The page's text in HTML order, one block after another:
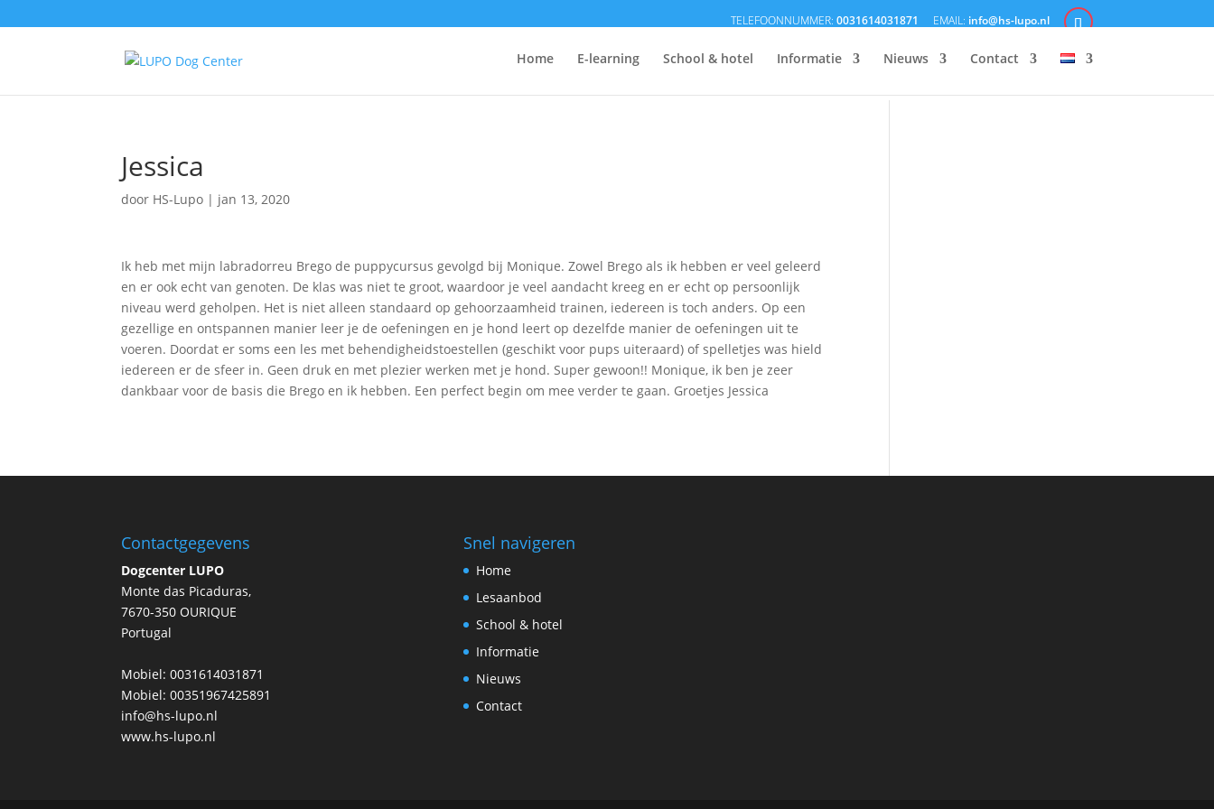
0031614031871 info@hs-lupo.nl
Home E-learning School & hotel Informatie Nieuws Contact
Jessica
door HS-Lupo | jan 13, 2020
Ik heb met mijn labradorreu Brego de puppycursus gevolgd bij Monique. Zowel Brego als ik hebben er veel geleerd
en er ook echt van genoten. De klas was niet te groot, waardoor je veel aandacht kreeg en er echt op persoonlijk
niveau werd geholpen. Het is niet alleen standaard op gehoorzaamheid trainen, iedereen is toch anders. Op een
gezellige en ontspannen manier leer je de oefeningen en je hond leert op dezelfde manier de oefeningen uit te
voeren. Doordat er soms een les met behendigheidstoestellen (geschikt voor pups uiteraard) of spelletjes was hield
iedereen er de sfeer in. Geen druk en met plezier werken met je hond. Super gewoon!! Monique, ik ben je zeer
dankbaar voor de basis die Brego en ik hebben. Een perfect begin om mee verder te gaan. Groetjes Jessica
Contactgegevens
Dogcenter LUPO
Monte das Picaduras,
7670-350 OURIQUE
Portugal
Mobiel: 0031614031871
Mobiel: 00351967425891
info@hs-lupo.nl
www.hs-lupo.nl
Snel navigeren
Home
Lesaanbod
School & hotel
Informatie
Nieuws
Contact